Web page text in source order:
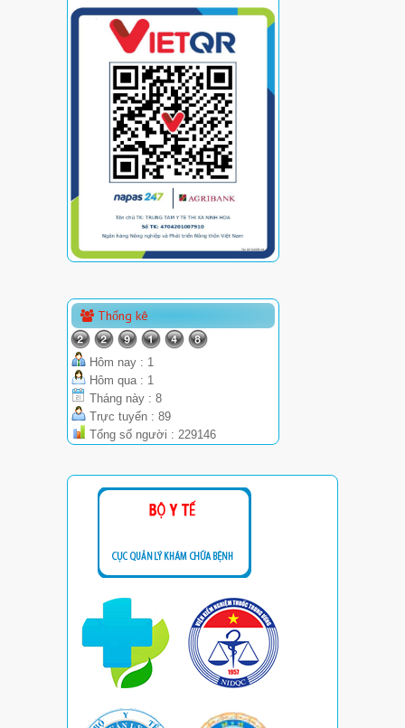
Thống kê
Hôm nay : 1
Hôm qua : 1
Tháng này : 8
Trực tuyến : 89
Tổng số người : 229146